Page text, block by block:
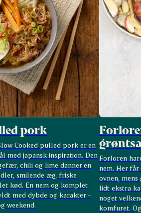
pork
Cooked pulled pork er en
med japansk inspiration. Den
chili og lime danner en
smilende æg, friske
kød. En nem og komplet
med dybde og karakter –
weekend.
Forloren
nem. Her
ovnen,
lidt ekstra
noget
komfuret.